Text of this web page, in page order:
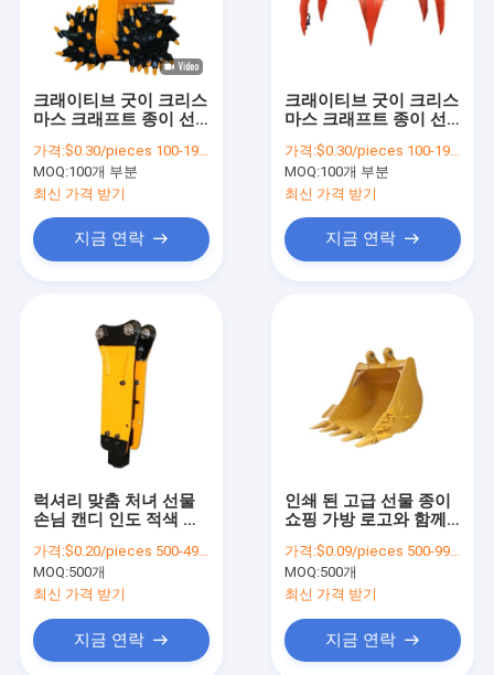
크래이티브 굿이 크리스
마스 크래프트 종이 선
티에 자신의 로고와
가격:$0.30/pieces 100-1999 pieces
MOQ:100개 부분
최신 가격 받기
지금 연락
크래이티브 굿이 크리스
마스 크래프트 종이 선
티에 자신의 로고와
가격:$0.30/pieces 100-1999 pieces
MOQ:100개 부분
최신 가격 받기
지금 연락
럭셔리 맞춤 처녀 선물
손님 캔디 인도 적색 결
장식 선물
가격:$0.20/pieces 500-4999 pieces
MOQ:500개
최신 가격 받기
지금 연락
인쇄 된 고급 선물 종이
쇼핑 가방 로고와 함께
가방
가격:$0.09/pieces 500-999 pieces
MOQ:500개
최신 가격 받기
지금 연락